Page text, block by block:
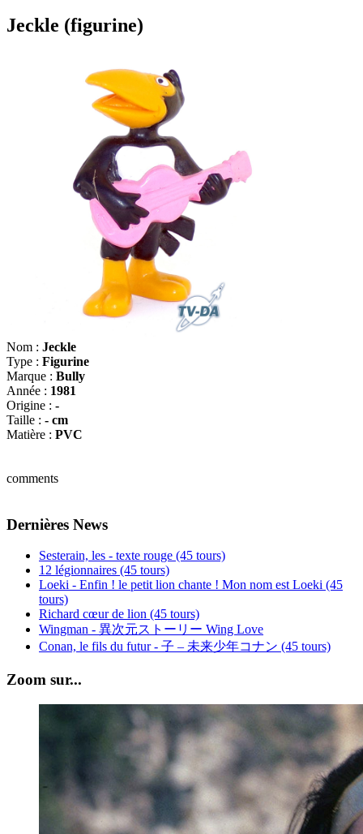
Jeckle (figurine)
Nom : Jeckle
Type : Figurine
Marque : Bully
Année : 1981
Origine : -
Taille : - cm
Matière : PVC
comments
Dernières News
Sesterain, les - texte rouge (45 tours)
12 légionnaires (45 tours)
Loeki - Enfin ! le petit lion chante ! Mon nom est Loeki (45
tours)
Richard cœur de lion (45 tours)
Wingman - 異次元ストーリー Wing Love
Conan, le fils du futur - 子 – 未来少年コナン (45 tours)
Zoom sur...